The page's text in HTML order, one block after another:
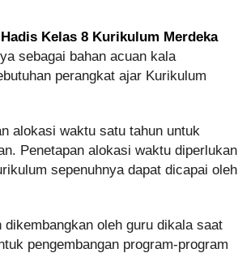
Kelas 8 Kurikulum Merdeka
sebagai bahan acuan kala
perangkat ajar Kurikulum
alokasi waktu satu tahun untuk
Penetapan alokasi waktu diperlukan
sepenuhnya dapat dicapai oleh
oleh guru dikala saat
pengembangan program-program